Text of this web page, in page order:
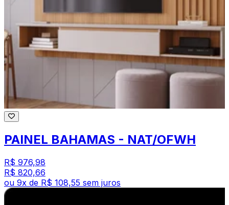
PAINEL BAHAMAS - NAT/OFWH
R$ 976,98
R$ 820,66
ou 9x de R$ 108,55 sem juros